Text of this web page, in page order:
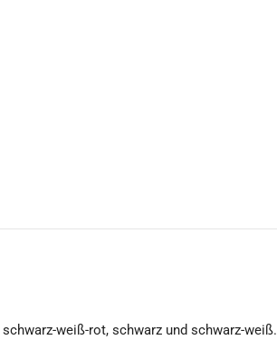
weiß-rot, schwarz und schwarz-weiß.